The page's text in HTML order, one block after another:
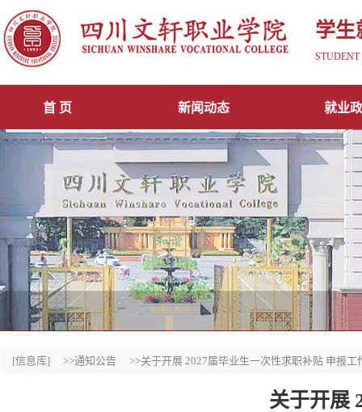
[信息库] >>通知公告 >>关于开展 2027届毕业生一次性求职补贴 申报工
关于开展
首 页 新闻动态 就业
学生
STUDENT